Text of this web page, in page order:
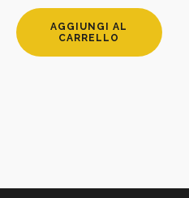
AGGIUNGI AL
CARRELLO